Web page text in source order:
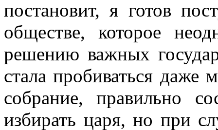
постановит, я готов
обществе, которое
решению важных
стала пробиваться даже
собрание, правильно
избирать царя, но при